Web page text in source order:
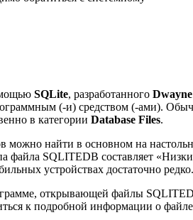
SQLite, разработанного Dwayne
(-и) средством (-ами).
в категории Database Files.
можно найти в основном на
файла SQLITEDB составляет
устройствах достаточно редко.
открывающей файлы
к подробной информации о